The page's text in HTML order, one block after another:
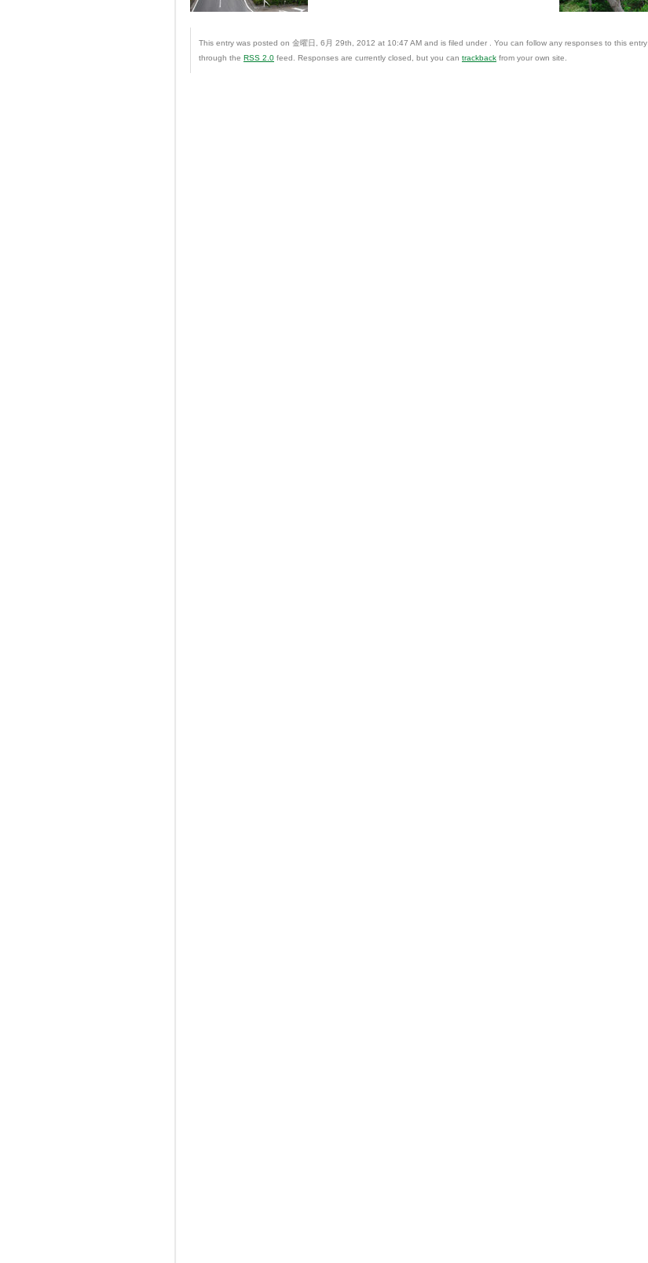
This entry was posted on 金曜日, 6月 29th, 2012 at 10:47 AM and is filed under . You can follow any responses to this entry
through the RSS 2.0 feed. Responses are currently closed, but you can trackback from your own site.